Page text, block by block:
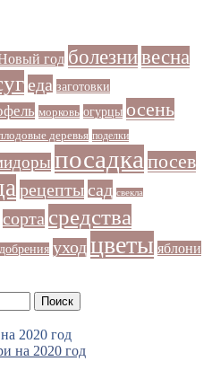
год болезнивесна
еда заготовки
морковь огурцы осень
деревья поделки
посадка посев
рецептысад свекла
сорта средства
уходцветы яблони
2020 год